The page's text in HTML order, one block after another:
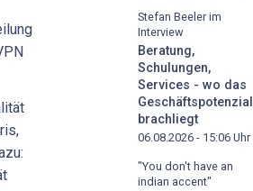
Stefan Beeler im
Interview
Beratung,
Schulungen,
Services - wo das
Geschäftspotenzial
brachliegt
06.08.2026 - 15:06 Uhr
"You don't have an
indian accent"